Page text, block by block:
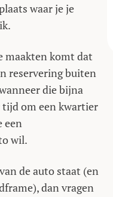
waar je je
maakten komt dat
reservering buiten
die bijna
om een kwartier
een
wil.
de auto staat (en
dan vragen